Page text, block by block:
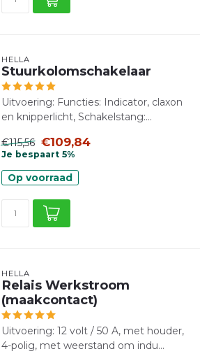
HELLA
Stuurkolomschakelaar
Uitvoering: Functies: Indicator, claxon
en knipperlicht, Schakelstang:...
€115,56 €109,84
Je bespaart 5%
Op voorraad
HELLA
Relais Werkstroom
(maakcontact)
Uitvoering: 12 volt / 50 A, met houder,
4-polig, met weerstand om indu...